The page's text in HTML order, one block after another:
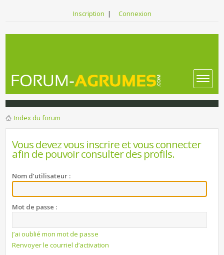
Inscription | Connexion
Index du forum
Vous devez vous inscrire et vous connecter
afin de pouvoir consulter des profils.
Nom d’utilisateur :
Mot de passe :
J’ai oublié mon mot de passe
Renvoyer le courriel d’activation